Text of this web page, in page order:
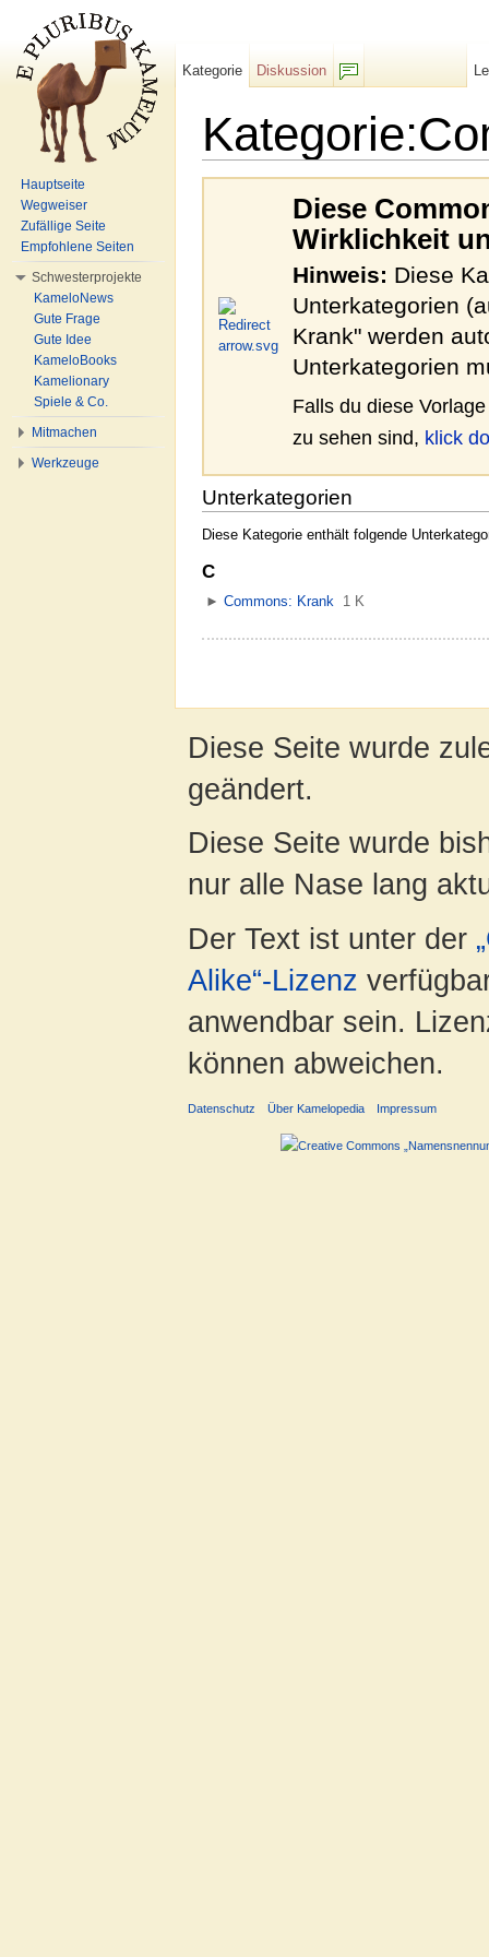
Diese
Wirklichkeit
Hinweis: Diese
Unterkategorien
Krank" werden
Unterkategorien
Falls du diese
zu sehen sind, klick
Unterkategorien
Diese Kategorie enthält folgende
C
► Commons: Krank 1 K
Kategorie
Diskussion
Hauptseite
Wegweiser
Zufällige Seite
Empfohlene Seiten
Schwesterprojekte
KameloNews
Gute Frage
Gute Idee
KameloBooks
Kamelionary
Spiele & Co.
Mitmachen
Werkzeuge
Diese Seite wurde
geändert.
Diese Seite wurde
nur alle Nase lang
Der Text ist unter der
Alike“-Lizenz
anwendbar sein.
können abweichen.
Datenschutz Über Kamelopedia Impressum